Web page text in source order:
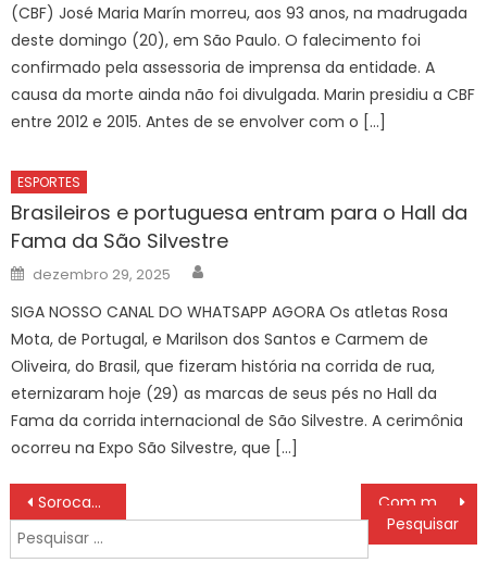
(CBF) José Maria Marín morreu, aos 93 anos, na madrugada
deste domingo (20), em São Paulo. O falecimento foi
confirmado pela assessoria de imprensa da entidade. A
causa da morte ainda não foi divulgada. Marin presidiu a CBF
entre 2012 e 2015. Antes de se envolver com o […]
ESPORTES
Brasileiros e portuguesa entram para o Hall da
Fama da São Silvestre
Posted
on
dezembro 29, 2025
SIGA NOSSO CANAL DO WHATSAPP AGORA Os atletas Rosa
Mota, de Portugal, e Marilson dos Santos e Carmem de
Oliveira, do Brasil, que fizeram história na corrida de rua,
eternizaram hoje (29) as marcas de seus pés no Hall da
Fama da corrida internacional de São Silvestre. A cerimônia
ocorreu na Expo São Silvestre, que […]
Navegação
de
Post
Sorocaba leva atletas a competições de Boxe em Tatuí – Agência de Notícias
Pesquisar
por: